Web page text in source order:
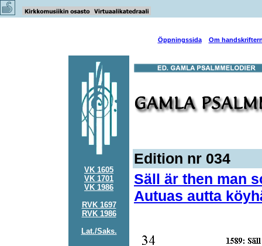
Öppningssida Om
VK 1605
VK 1701
VK 1986
RVK 1697
RVK 1986
Lat./Saks.
Edition nr 034
Säll är then man
Autuas autta